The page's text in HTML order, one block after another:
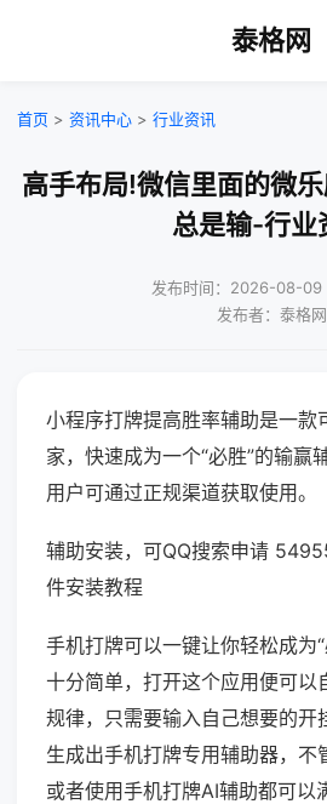
泰格网
首页 > 资讯中心 > 行业资讯
高手布局!微信里面的微
总是输-行业
发布时间：2026-08-09
发布者：泰格网
小程序打牌提高胜率辅助是一款
家，快速成为一个“必胜”的输赢
用户可通过正规渠道获取使用。
辅助安装，可QQ搜索申请
件安装教程
手机打牌可以一键让你轻松成为
十分简单，打开这个应用便可以
规律，只需要输入自己想要的开
生成出手机打牌专用辅助器，不
或者使用手机打牌AI辅助都可以